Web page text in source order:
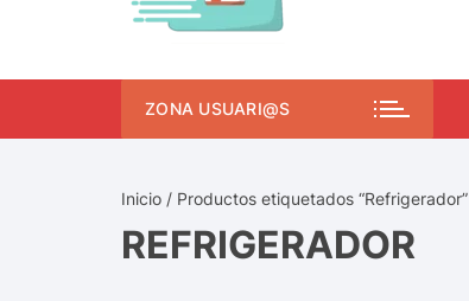
ZONA USUARI@S
Inicio / Productos etiquetados “Refrigerador”
REFRIGERADOR